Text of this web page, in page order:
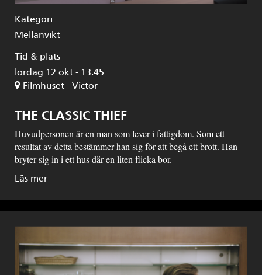
Kategori
Mellanvikt
Tid & plats
lördag 12 okt - 13.45
Filmhuset - Victor
THE CLASSIC THIEF
Huvudpersonen är en man som lever i fattigdom. Som ett
resultat av detta bestämmer han sig för att begå ett brott. Han
bryter sig in i ett hus där en liten flicka bor.
Läs mer